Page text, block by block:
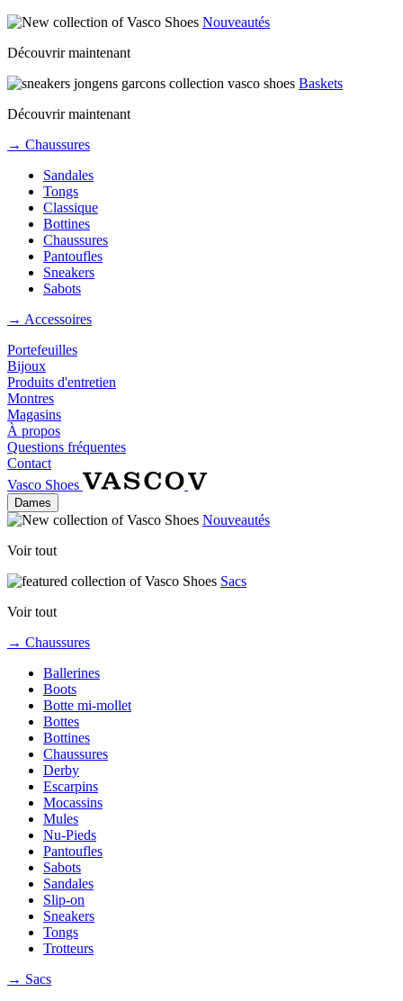
Nouveautés
Découvrir maintenant
Baskets
Découvrir maintenant
→ Chaussures
Sandales
Tongs
Classique
Bottines
Chaussures
Pantoufles
Sneakers
Sabots
→ Accessoires
Portefeuilles
Bijoux
Produits d'entretien
Montres
Magasins
À propos
Questions fréquentes
Contact
Vasco Shoes
Dames
Nouveautés
Voir tout
Sacs
Voir tout
→ Chaussures
Ballerines
Boots
Botte mi-mollet
Bottes
Bottines
Chaussures
Derby
Escarpins
Mocassins
Mules
Nu-Pieds
Pantoufles
Sabots
Sandales
Slip-on
Sneakers
Tongs
Trotteurs
→ Sacs